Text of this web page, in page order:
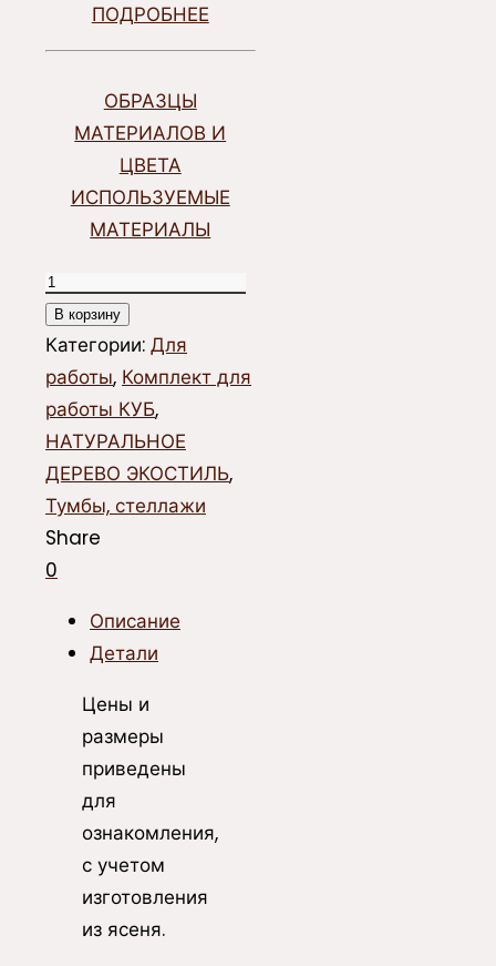
ПОДРОБНЕЕ
ОБРАЗЦЫ
МАТЕРИАЛОВ И
ЦВЕТА
ИСПОЛЬЗУЕМЫЕ
МАТЕРИАЛЫ
Количество
товара
Стеллаж
КУБ
В корзину
Категории: Для
работы, Комплект для
работы КУБ,
НАТУРАЛЬНОЕ
ДЕРЕВО ЭКОСТИЛЬ,
Тумбы, стеллажи
Share
0
Описание
Детали
Цены и
размеры
приведены
для
ознакомления,
с учетом
изготовления
из ясеня.